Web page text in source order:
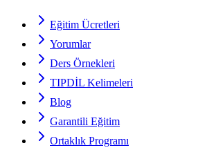
Eğitim Ücretleri
Yorumlar
Ders Örnekleri
TIPDİL Kelimeleri
Blog
Garantili Eğitim
Ortaklık Programı